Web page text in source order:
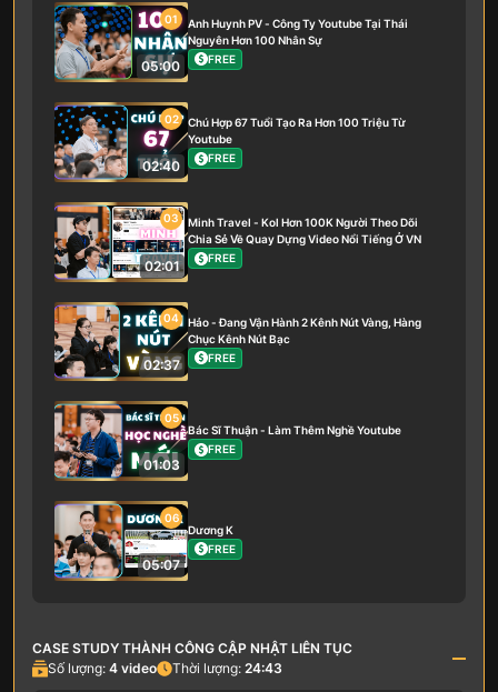
01
05:00
Anh Huynh PV - Công Ty Youtube Tại Thái
Nguyên Hơn 100 Nhân Sự
FREE
02
02:40
Chú Hợp 67 Tuổi Tạo Ra Hơn 100 Triệu Từ
Youtube
FREE
03
02:01
Minh Travel - Kol Hơn 100K Người Theo Dõi
Chia Sẻ Về Quay Dựng Video Nổi Tiếng Ở VN
FREE
04
02:37
Hảo - Đang Vận Hành 2 Kênh Nút Vàng, Hàng
Chục Kênh Nút Bạc
FREE
05
01:03
Bác Sĩ Thuận - Làm Thêm Nghề Youtube
FREE
06
05:07
Dương K
FREE
CASE STUDY THÀNH CÔNG CẬP NHẬT LIÊN TỤC
Số lượng: 4 video Thời lượng: 24:43